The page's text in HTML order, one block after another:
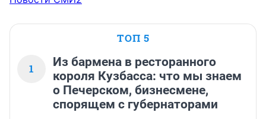
ТОП 5
1
Из бармена в ресторанного
короля Кузбасса: что мы знаем
о Печерском, бизнесмене,
спорящем с губернаторами